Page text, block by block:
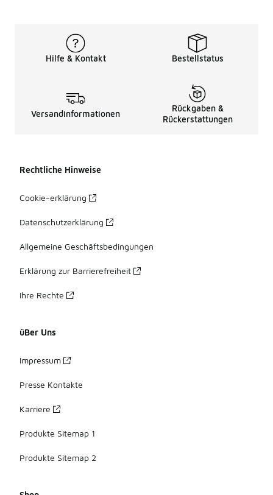
Hilfe & Kontakt Bestellstatus
Versandinformationen
Rückgaben &
Rückerstattungen
Rechtliche Hinweise
Cookie-erklärung
Datenschutzerklärung
Allgemeine Geschäftsbedingungen
Erklärung zur Barrierefreiheit
Ihre Rechte
üBer Uns
Impressum
Presse Kontakte
Karriere
Produkte Sitemap 1
Produkte Sitemap 2